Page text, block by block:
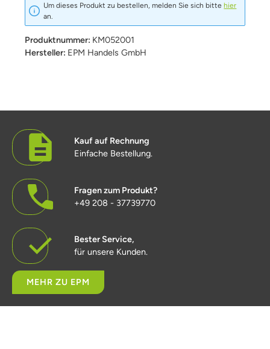
Um dieses Produkt zu bestellen, melden Sie sich bitte hier
an.
Produktnummer: KM052001
Hersteller: EPM Handels GmbH
Kauf auf Rechnung
Einfache Bestellung.
Fragen zum Produkt?
+49 208 - 37739770
Bester Service,
für unsere Kunden.
MEHR ZU EPM